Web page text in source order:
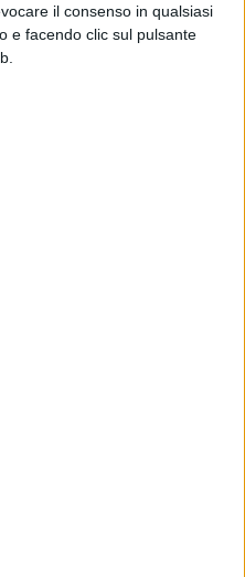
il consenso in qualsiasi
e facendo clic sul pulsante
© Riproduzione riservata